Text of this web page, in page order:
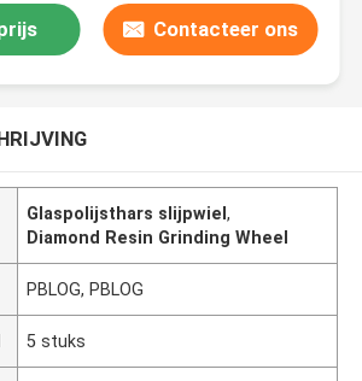
Contacteer ons
Glaspolijsthars slijpwiel,
Diamond Resin Grinding Wheel
PBLOG, PBLOG
5 stuks